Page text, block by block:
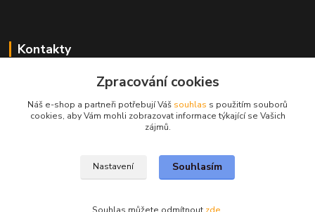
Kontakty
+420 731 444 327
obchod@volak.net
Zpracování cookies
Náš e-shop a partneři potřebují Váš souhlas s použitím souborů
cookies, aby Vám mohli zobrazovat informace týkající se Vašich
zájmů.
Nastavení Souhlasím